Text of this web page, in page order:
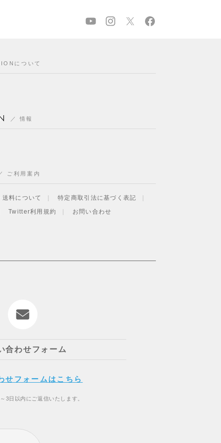
について
情報
ご利用案内
送料について
特定商取引法に基づく表記
Twitter利用規約 お問い合わせ
合わせフォーム
せフォームはこちら
3日以内にご返信いたします。